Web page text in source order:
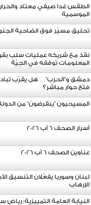
الطقس غدا صيفي معتاد
الموسمية
تحليق مسيّر فوق الضاحية
نفّذ مع شريكه عمليات سلب
المعلومات توقفه في الجِيّة
دمشق و"الحزب"… هل يقرّب تبادل
فتح حوار مباشر؟
المسيحيون "ينقرضون" من
أسرار الصحف 6 آب 2026
عناوين الصحف 6 آب 2026
لبنان وسوريا يفعّلان التنسيق
الإرهاب
النيابة العامة التمييزية: رياض